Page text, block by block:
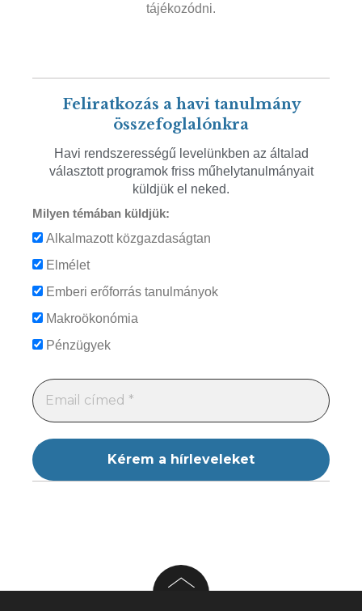
tájékozódni.
Feliratkozás a havi tanulmány
összefoglalónkra
Havi rendszerességű levelünkben az általad
választott programok friss műhelytanulmányait
küldjük el neked.
Milyen témában küldjük:
Alkalmazott közgazdaságtan
Elmélet
Emberi erőforrás tanulmányok
Makroökonómia
Pénzügyek